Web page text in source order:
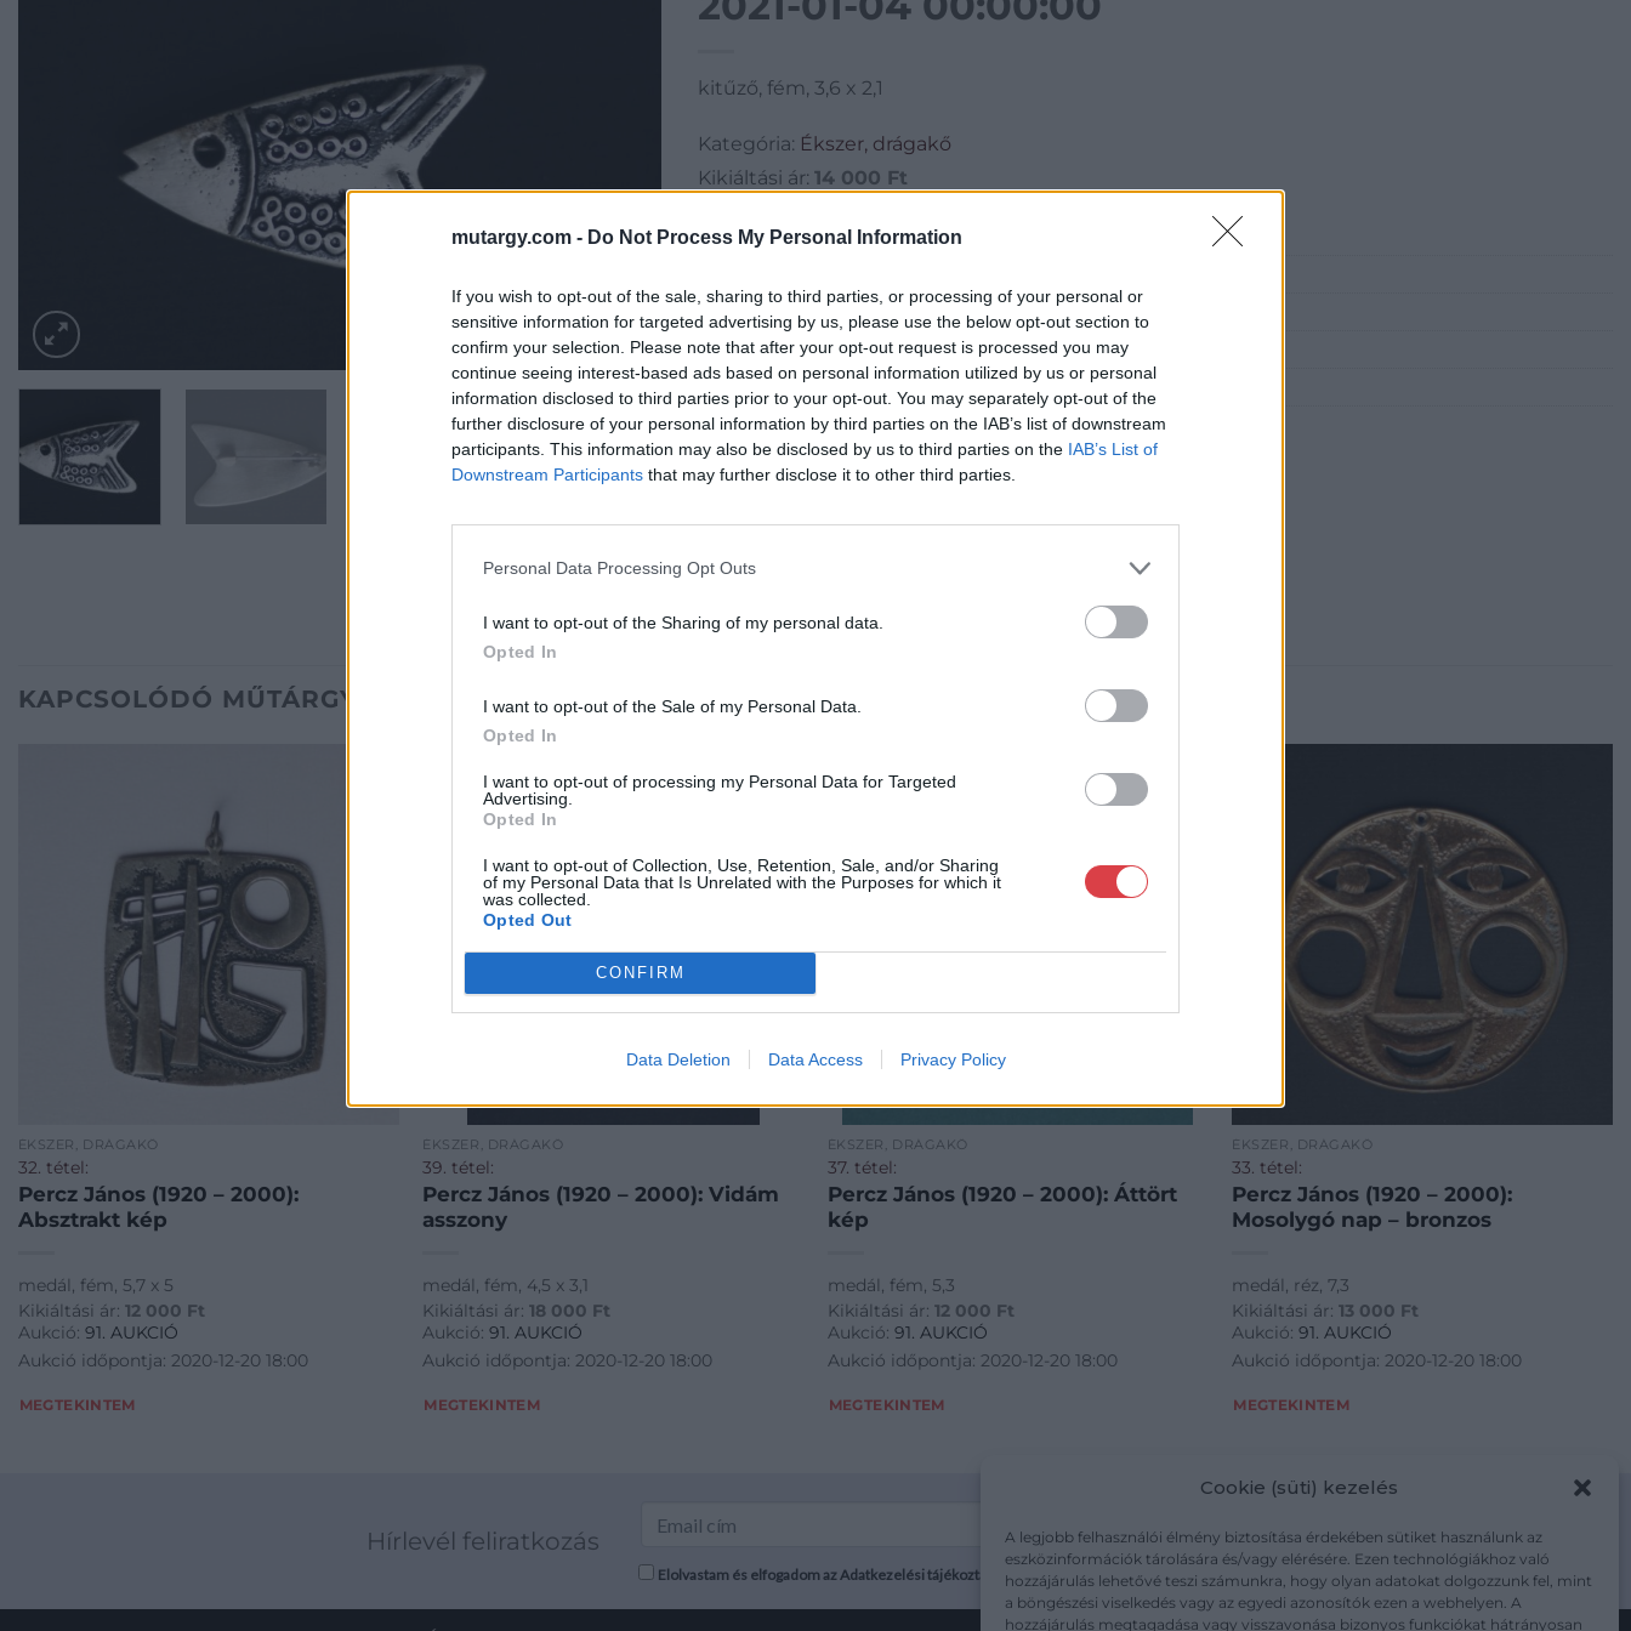
mutargy.com - Do Not Process My Personal Information
If you wish to opt-out of the sale, sharing to third parties, or processing of your personal or
sensitive information for targeted advertising by us, please use the below opt-out section to
confirm your selection. Please note that after your opt-out request is processed you may
continue seeing interest-based ads based on personal information utilized by us or personal
information disclosed to third parties prior to your opt-out. You may separately opt-out of the
further disclosure of your personal information by third parties on the IAB’s list of downstream
participants. This information may also be disclosed by us to third parties on the IAB’s List of
Downstream Participants that may further disclose it to other third parties.
Personal Data Processing Opt Outs
I want to opt-out of the Sharing of my personal data.
Opted In
I want to opt-out of the Sale of my Personal Data.
Opted In
I want to opt-out of processing my Personal Data for Targeted
Advertising.
Opted In
I want to opt-out of Collection, Use, Retention, Sale, and/or Sharing
of my Personal Data that Is Unrelated with the Purposes for which it
was collected.
Opted Out
CONFIRM
Data Deletion Data Access Privacy Policy
Cookie (süti) kezelés
A legjobb felhasználói élmény biztosítása érdekében sütiket használunk az
eszközinformációk tárolására és/vagy elérésére. Ezen technológiákhoz való
hozzájárulás lehetővé teszi számunkra, hogy olyan adatokat dolgozzunk fel, mint
a böngészési viselkedés vagy az egyedi azonosítók ezen a webhelyen. A
hozzájárulás megtagadása vagy visszavonása bizonyos funkciókat hátrányosan
kitűző, fém, 3,6 x 2,1
Kategória: Ékszer, drágakő
Kikiáltási ár: 14 000 Ft
Aukció adatai
Aukció dátuma: 2020.12.20
Aukció ideje: 18:00
Aukció helye: Aukció: interneten zajlik/Kiállítás: ARTE Galéria
Tételszám: 15
GALÉRIA TOVÁBBI MŰTÁRGYAI
KAPCSOLÓDÓ MŰTÁRGYAK
ÉKSZER, DRÁGAKŐ
32. tétel:
Percz János (1920 – 2000):
Absztrakt kép
medál, fém, 5,7 x 5
Kikiáltási ár: 12 000 Ft
Aukció: 91. AUKCIÓ
Aukció időpontja: 2020-12-20 18:00
MEGTEKINTEM
ÉKSZER, DRÁGAKŐ
39. tétel:
Percz János (1920 – 2000): Vidám
asszony
medál, fém, 4,5 x 3,1
Kikiáltási ár:18 000 Ft
Aukció:91. AUKCIÓ
Aukció időpontja: 2020-12-20 18:00
MEGTEKINTEM
ÉKSZER, DRÁGAKŐ
37. tétel:
Percz János (1920 – 2000): Áttört
kép
medál, fém, 5,3
Kikiáltási ár: 12 000 Ft
Aukció: 91. AUKCIÓ
Aukció időpontja: 2020-12-20 18:00
MEGTEKINTEM
ÉKSZER, DRÁGAKŐ
33. tétel:
Percz János (1920 – 2000):
Mosolygó nap – bronzos
medál, réz, 7,3
Kikiáltási ár:13 000 Ft
Aukció:91. AUKCIÓ
Aukció időpontja: 2020-12-20 18:00
MEGTEKINTEM
Hírlevél feliratkozás
Elolvastam és elfogadom az Adatkezelési tájékoztatót: mutargy.com/adatkezelesi-tajekoztato/